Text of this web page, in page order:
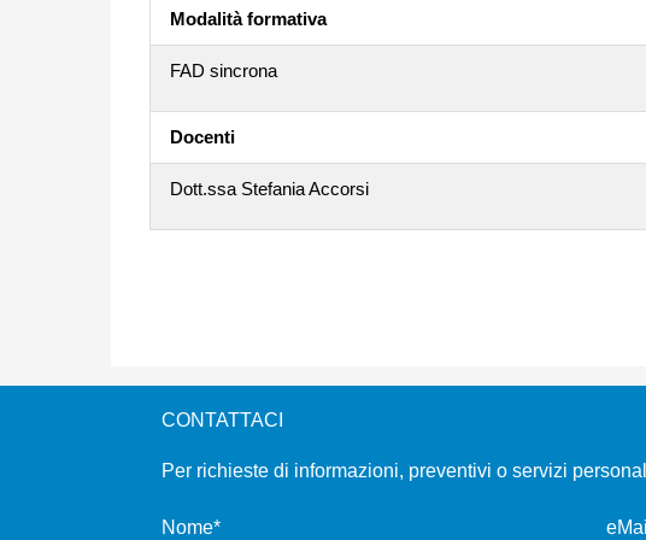
Modalità formativa
FAD sincrona
Docenti
Dott.ssa Stefania Accorsi
CONTATTACI
Per richieste di informazioni, preventivi o servizi
Nome*